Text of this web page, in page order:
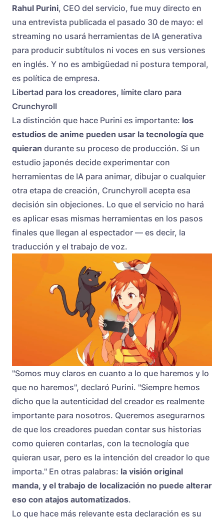
Rahul Purini, CEO del servicio, fue muy directo en
una entrevista publicada el pasado 30 de mayo: el
streaming no usará herramientas de IA generativa
para producir subtítulos ni voces en sus versiones
en inglés. Y no es ambigüedad ni postura temporal,
es política de empresa.
Libertad para los creadores, límite claro para
Crunchyroll
La distinción que hace Purini es importante: los
estudios de anime pueden usar la tecnología que
quieran durante su proceso de producción. Si un
estudio japonés decide experimentar con
herramientas de IA para animar, dibujar o cualquier
otra etapa de creación, Crunchyroll acepta esa
decisión sin objeciones. Lo que el servicio no hará
es aplicar esas mismas herramientas en los pasos
finales que llegan al espectador — es decir, la
traducción y el trabajo de voz.
"Somos muy claros en cuanto a lo que haremos y lo
que no haremos", declaró Purini. "Siempre hemos
dicho que la autenticidad del creador es realmente
importante para nosotros. Queremos asegurarnos
de que los creadores puedan contar sus historias
como quieren contarlas, con la tecnología que
quieran usar, pero es la intención del creador lo que
importa." En otras palabras: la visión original
manda, y el trabajo de localización no puede alterar
eso con atajos automatizados.
Lo que hace más relevante esta declaración es su